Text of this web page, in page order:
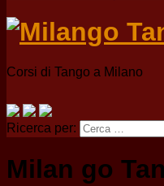
Corsi di Tango a Milano
Ricerca per:
Milan go